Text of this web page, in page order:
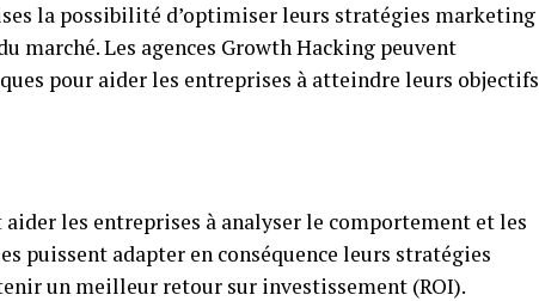
la possibilité d’optimiser leurs stratégies marketing
marché. Les agences Growth Hacking peuvent
pour aider les entreprises à atteindre leurs objectifs
les entreprises à analyser le comportement et les
puissent adapter en conséquence leurs stratégies
un meilleur retour sur investissement (ROI).